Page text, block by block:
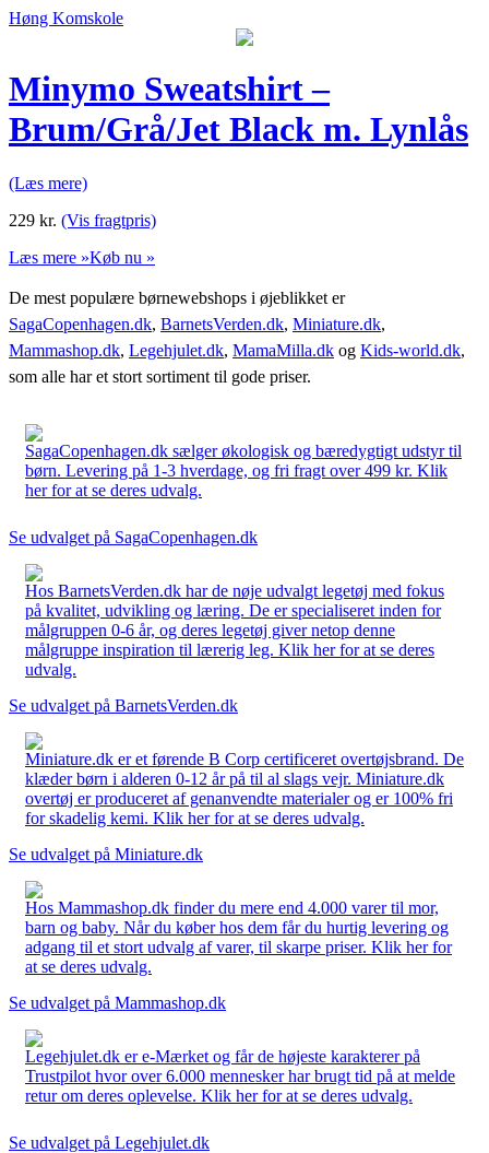
Høng Komskole
Minymo Sweatshirt –
Brum/Grå/Jet Black m. Lynlås
(Læs mere)
229 kr. (Vis fragtpris)
Læs mere »Køb nu »
De mest populære børnewebshops i øjeblikket er
SagaCopenhagen.dk, BarnetsVerden.dk, Miniature.dk,
Mammashop.dk, Legehjulet.dk, MamaMilla.dk og Kids-world.dk,
som alle har et stort sortiment til gode priser.
SagaCopenhagen.dk sælger økologisk og bæredygtigt udstyr til
børn. Levering på 1-3 hverdage, og fri fragt over 499 kr. Klik
her for at se deres udvalg.
Se udvalget på SagaCopenhagen.dk
Hos BarnetsVerden.dk har de nøje udvalgt legetøj med fokus
på kvalitet, udvikling og læring. De er specialiseret inden for
målgruppen 0-6 år, og deres legetøj giver netop denne
målgruppe inspiration til lærerig leg. Klik her for at se deres
udvalg.
Se udvalget på BarnetsVerden.dk
Miniature.dk er et førende B Corp certificeret overtøjsbrand. De
klæder børn i alderen 0-12 år på til al slags vejr. Miniature.dk
overtøj er produceret af genanvendte materialer og er 100% fri
for skadelig kemi. Klik her for at se deres udvalg.
Se udvalget på Miniature.dk
Hos Mammashop.dk finder du mere end 4.000 varer til mor,
barn og baby. Når du køber hos dem får du hurtig levering og
adgang til et stort udvalg af varer, til skarpe priser. Klik her for
at se deres udvalg.
Se udvalget på Mammashop.dk
Legehjulet.dk er e-Mærket og får de højeste karakterer på
Trustpilot hvor over 6.000 mennesker har brugt tid på at melde
retur om deres oplevelse. Klik her for at se deres udvalg.
Se udvalget på Legehjulet.dk